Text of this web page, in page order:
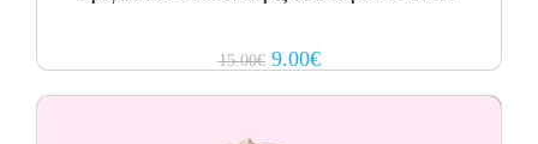
15.00€ Original
price
9.00€Current
price